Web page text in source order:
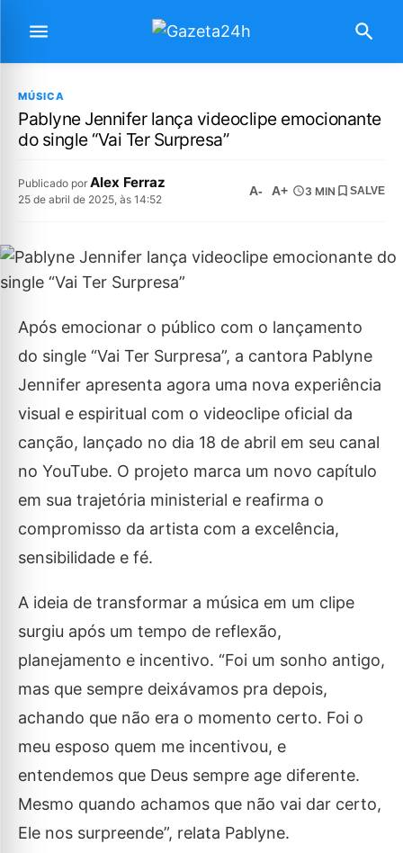
MÚSICA
Pablyne Jennifer lança videoclipe emocionante
do single “Vai Ter Surpresa”
Publicado por Alex Ferraz
25 de abril de 2025, às 14:52
A- A+ 3 MIN SALVE
Após emocionar o público com o lançamento
do single “Vai Ter Surpresa”, a cantora Pablyne
Jennifer apresenta agora uma nova experiência
visual e espiritual com o videoclipe oficial da
canção, lançado no dia 18 de abril em seu canal
no YouTube. O projeto marca um novo capítulo
em sua trajetória ministerial e reafirma o
compromisso da artista com a excelência,
sensibilidade e fé.
A ideia de transformar a música em um clipe
surgiu após um tempo de reflexão,
planejamento e incentivo. “Foi um sonho antigo,
mas que sempre deixávamos pra depois,
achando que não era o momento certo. Foi o
meu esposo quem me incentivou, e
entendemos que Deus sempre age diferente.
Mesmo quando achamos que não vai dar certo,
Ele nos surpreende”, relata Pablyne.